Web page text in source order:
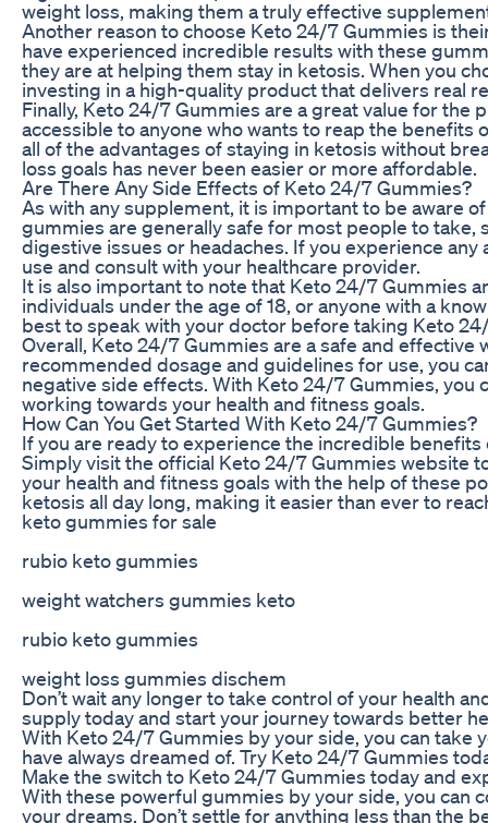
weight loss, making them a truly effective
Another reason to choose Keto 24/7 Gummies is
have experienced incredible results with these
they are at helping them stay in ketosis. When you
investing in a high-quality product that delivers real
Finally, Keto 24/7 Gummies are a great value for
accessible to anyone who wants to reap the benefits
all of the advantages of staying in ketosis without
loss goals has never been easier or more affordable.
Are There Any Side Effects of Keto 24/7 Gummies?
As with any supplement, it is important to be aware
gummies are generally safe for most people to
digestive issues or headaches. If you experience
use and consult with your healthcare provider.
It is also important to note that Keto 24/7 Gummies
individuals under the age of 18, or anyone with a
best to speak with your doctor before taking Keto
Overall, Keto 24/7 Gummies are a safe and
recommended dosage and guidelines for use, you
negative side effects. With Keto 24/7 Gummies, you
working towards your health and fitness goals.
How Can You Get Started With Keto 24/7 Gummies?
If you are ready to experience the incredible
Simply visit the official Keto 24/7 Gummies website
your health and fitness goals with the help of these
ketosis all day long, making it easier than ever to
keto gummies for sale
rubio keto gummies
weight watchers gummies keto
rubio keto gummies
weight loss gummies dischem
Don’t wait any longer to take control of your health
supply today and start your journey towards better
With Keto 24/7 Gummies by your side, you can take
have always dreamed of. Try Keto 24/7 Gummies
Make the switch to Keto 24/7 Gummies today and
With these powerful gummies by your side, you can
your dreams. Don’t settle for anything less than the